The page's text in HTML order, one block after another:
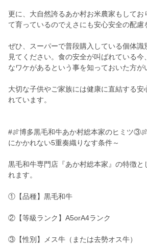
更に、大自然誇るあか村お米農家もしてお
て育っているのでえさにも安心安全の配慮
ぜひ、スーパーで普段購入している個体識
見てください。食の安全が叫ばれている今
なワケがあるという事を知っておいた方が
大切な子供やご家族には健康に直結する安
れています。
#🍖博多黒毛和牛あか村総本家のヒミツ
にかかれない5重奏織りなす条件～
黒毛和牛専門店『あか村総本家』の特徴と
れます。
①【品種】黒毛和牛
②【等級ランク】A5orA4ランク
③【性別】メス牛（または去勢オス牛）